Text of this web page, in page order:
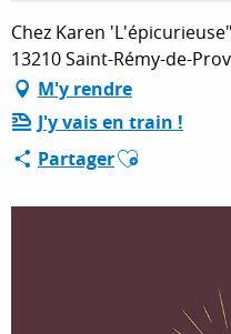
QUE FAIRE ?
SÉJOURNER
ESPACE PRO
Chez Karen
13210 Saint-Rémy-de-
M'y rendre
J'y vais en train !
PartagerAjouter aux